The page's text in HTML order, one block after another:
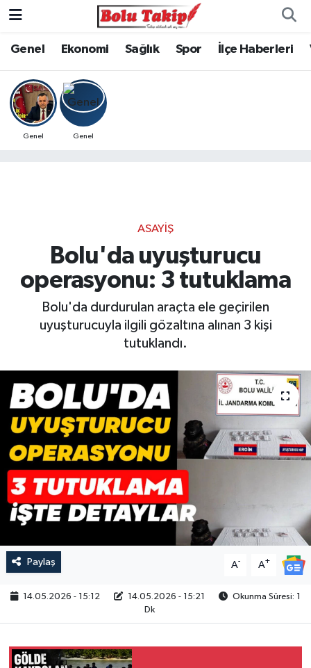
Genel Ekonomi Sağlık Spor İlçe Haberleri
Genel Genel
ASAYIŞ
Bolu'da uyuşturucu
operasyonu: 3 tutuklama
Bolu'da durdurulan araçta ele geçirilen
uyuşturucuyla ilgili gözaltına alınan 3 kişi
tutuklandı.
Paylaş A- A+
14.05.2026 - 15:12 14.05.2026 - 15:21
Okunma Süresi: 1
Dk